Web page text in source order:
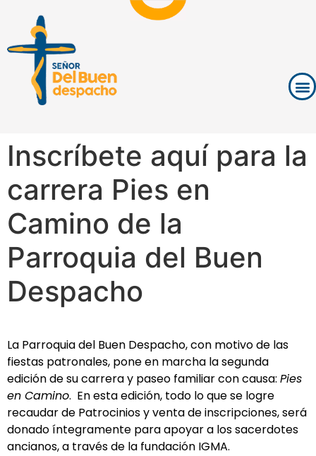
Inscríbete aquí para la
carrera Pies en
Camino de la
Parroquia del Buen
Despacho
La Parroquia del Buen Despacho, con motivo de las
fiestas patronales, pone en marcha la segunda
edición de su carrera y paseo familiar con causa: Pies
en Camino. En esta edición, todo lo que se logre
recaudar de Patrocinios y venta de inscripciones, será
donado íntegramente para apoyar a los sacerdotes
ancianos, a través de la fundación IGMA.